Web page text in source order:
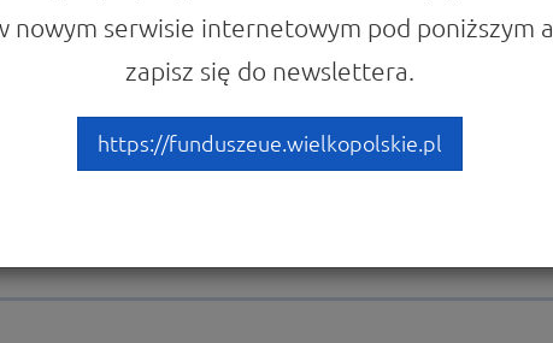
o pożyczkach z
i rozwój działalności
nowym serwisie internetowym pod poniższym
zapisz się do newslettera.
https://funduszeue.wielkopolskie.pl